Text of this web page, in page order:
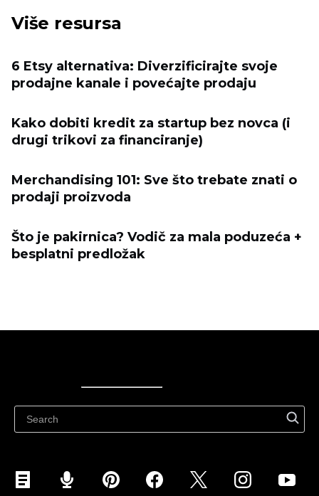
Više resursa
6 Etsy alternativa: Diverzificirajte svoje
prodajne kanale i povećajte prodaju
Kako dobiti kredit za startup bez novca (i
drugi trikovi za financiranje)
Merchandising 101: Sve što trebate znati o
prodaji proizvoda
Što je pakirnica? Vodič za mala poduzeća +
besplatni predložak